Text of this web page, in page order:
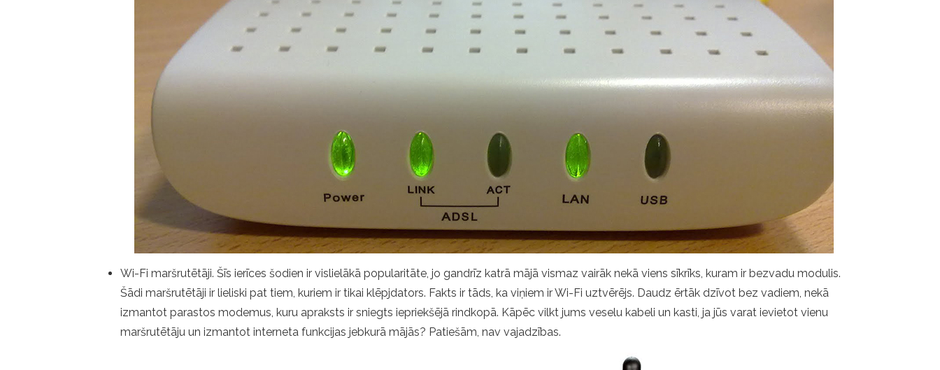
Wi-Fi maršrutētāji. Šīs ierīces šodien ir vislielākā popularitāte, jo gandrīz katrā mājā vismaz vairāk nekā viens sīkrīks, kuram ir bezvadu modulis.
Šādi maršrutētāji ir lieliski pat tiem, kuriem ir tikai klēpjdators. Fakts ir tāds, ka viņiem ir Wi-Fi uztvērējs. Daudz ērtāk dzīvot bez vadiem, nekā
izmantot parastos modemus, kuru apraksts ir sniegts iepriekšējā rindkopā. Kāpēc vilkt jums veselu kabeli un kasti, ja jūs varat ievietot vienu
maršrutētāju un izmantot interneta funkcijas jebkurā mājās? Patiešām, nav vajadzības.